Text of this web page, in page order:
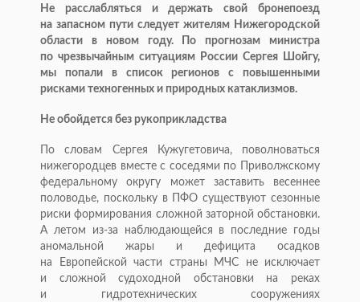
Не расслабляться и держать свой бронепоезд
на запасном пути следует жителям Нижегородской
области в новом году. По прогнозам министра
по чрезвычайным ситуациям России Сергея Шойгу,
мы попали в список регионов с повышенными
рисками техногенных и природных катаклизмов.
Не обойдется без рукоприкладства
По словам Сергея Кужугетовича, поволноваться
нижегородцев вместе с соседями по Приволжскому
федеральному округу может заставить весеннее
половодье, поскольку в ПФО существуют сезонные
риски формирования сложной заторной обстановки.
А летом из-за наблюдающейся в последние годы
аномальной жары и дефицита осадков
на Европейской части страны МЧС не исключает
и сложной судоходной обстановки на реках
и гидротехнических сооружениях